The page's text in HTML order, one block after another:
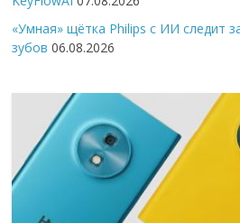
«Умная» щётка Philips с ИИ следит
зубов 06.08.2026